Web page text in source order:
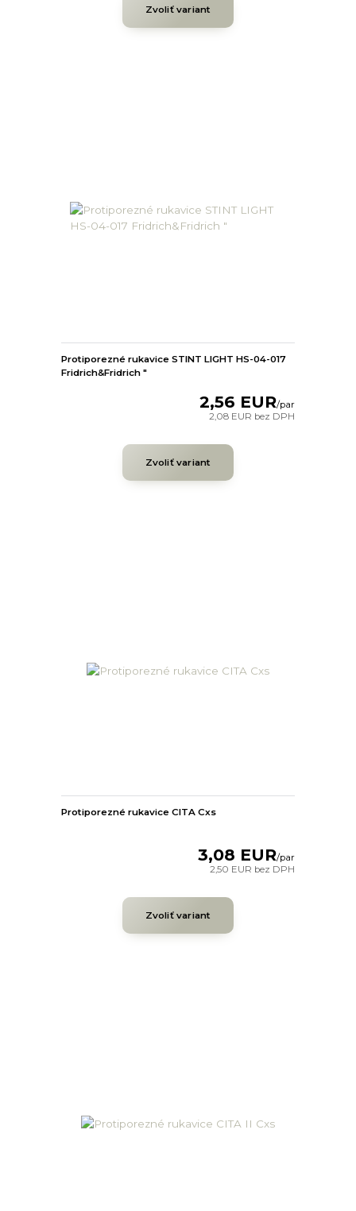
Zvoliť variant
Protiporezné rukavice STINT LIGHT HS-04-017
Fridrich&Fridrich "
2,56 EUR/par
2,08 EUR bez DPH
Zvoliť variant
Protiporezné rukavice CITA Cxs
3,08 EUR/par
2,50 EUR bez DPH
Zvoliť variant